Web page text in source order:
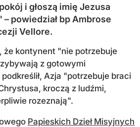
i głoszą imię Jezusa
powiedział bp Ambrose
Vellore.
że kontynent "nie potrzebuje
z gotowymi
Azja "potrzebuje braci
kroczą z ludźmi,
rozeznają".
Papieskich Dzieł Misyjnych